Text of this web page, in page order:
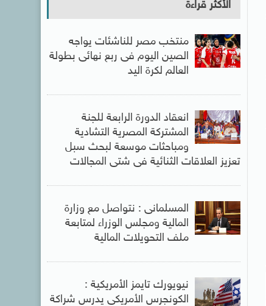
الأكثر قراءة
منتخب مصر للناشئات يواجه
الصين اليوم فى ربع نهائى بطولة
العالم لكرة اليد
انعقاد الدورة الرابعة للجنة
المشتركة المصرية التشادية
ومباحثات موسعة لبحث سبل
تعزيز العلاقات الثنائية فى شتى المجالات
المسلمانى : نتواصل مع وزارة
المالية ومجلس الوزراء لمتابعة
ملف التحويلات المالية
نيويورك تايمز الأمريكية :
الكونجرس الأمريكى يدرس شراكة